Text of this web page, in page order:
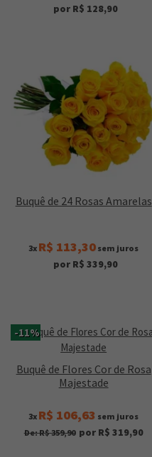
por R$ 128,90
Buquê de 24 Rosas Amarelas
3x R$ 113,30 sem juros
por R$ 339,90
-11%
Buquê de Flores Cor de Rosa
Majestade
3x R$ 106,63 sem juros
De: R$ 359,90 por R$ 319,90